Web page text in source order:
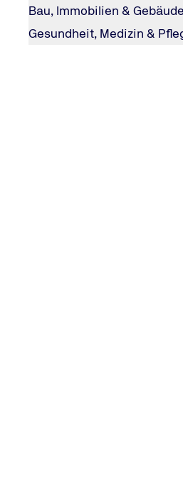
Bau, Immobilien &
Gesundheit, Medizin &
Unser Vorgehen
Unterstützung bei der